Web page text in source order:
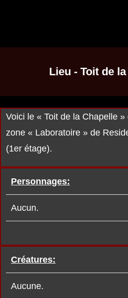
Lieu - Toit de
Voici le « Toit de la Chapelle
zone « Laboratoire » de
(1er étage).
Personnages:
Aucun.
Créatures:
Aucune.